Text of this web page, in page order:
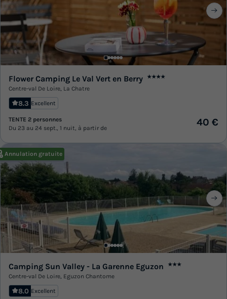
Flower Camping Le Val Vert en Berry ★★★★
Centre-val De Loire, La Chatre
8.3 Excellent
TENTE 2 personnes
Du 23 au 24 sept., 1 nuit, à partir de
40 €
Annulation gratuite
Camping Sun Valley - La Garenne Eguzon ★★★
Centre-val De Loire, Eguzon Chantome
8.0 Excellent